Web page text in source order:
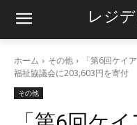
レジ
ホーム その他
「第6回ケイ
福祉協議会に203,603円を寄付
その他